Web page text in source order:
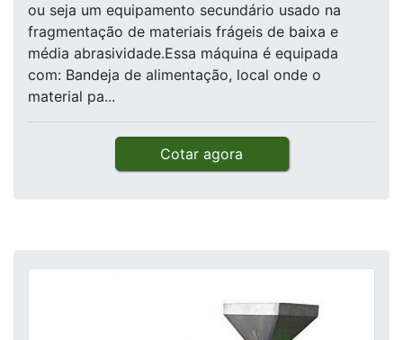
ou seja um equipamento secundário usado na
fragmentação de materiais frágeis de baixa e
média abrasividade.Essa máquina é equipada
com: Bandeja de alimentação, local onde o
material pa...
Cotar agora